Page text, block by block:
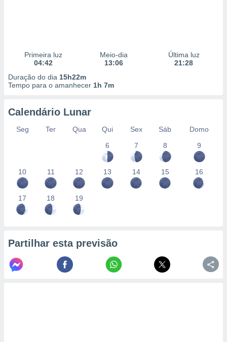
Primeira luz
04:42
Meio-dia
13:06
Última luz
21:28
Duração do dia 15h22m
Tempo para o amanhecer 1h 7m
Calendário Lunar
Seg Ter Qua Qui Sex Sáb
Domo
6
7 8 9
10 11 12 13 14 15 16
17 18 19
Partilhar esta previsão